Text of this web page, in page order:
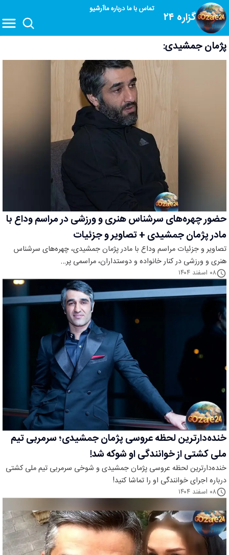
گزاره ۲۴
تماس با مادرباره ماآرشیو
پژمان جمشیدی:
حضور چهره‌های سرشناس هنری و ورزشی در مراسم وداع با
مادر پژمان جمشیدی + تصاویر و جزئیات
تصاویر و جزئیات مراسم وداع با مادر پژمان جمشیدی، چهره‌های سرشناس
هنری و ورزشی در کنار خانواده و دوستداران، مراسمی پر…
۰۸ اسفند ۱۴۰۴
خنده‌دارترین لحظه عروسی پژمان جمشیدی؛ سرمربی تیم
ملی کشتی از خوانندگی او شوکه شد!
خنده‌دارترین لحظه عروسی پژمان جمشیدی و شوخی سرمربی تیم ملی کشتی
درباره اجرای خوانندگی او را تماشا کنید!
۰۸ اسفند ۱۴۰۴